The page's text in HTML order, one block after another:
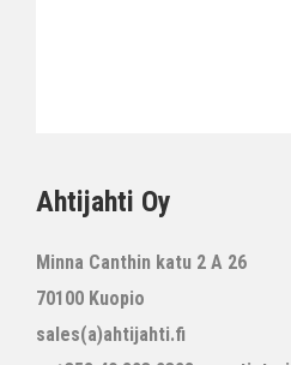
Ahtijahti Oy
Minna Canthin katu 2 A 26
70100 Kuopio
sales(a)ahtijahti.fi